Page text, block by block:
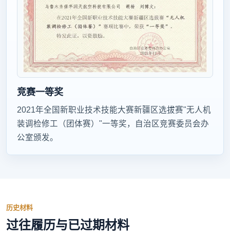
竞赛一等奖
2021年全国新职业技术技能大赛新疆区选拔赛"无人机
装调检修工（团体赛）"一等奖，自治区竞赛委员会办
公室颁发。
历史材料
过往履历与已过期材料